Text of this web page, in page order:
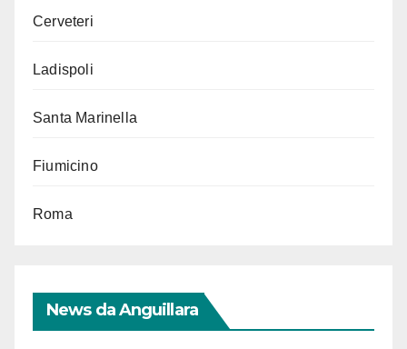
Cerveteri
Ladispoli
Santa Marinella
Fiumicino
Roma
News da Anguillara